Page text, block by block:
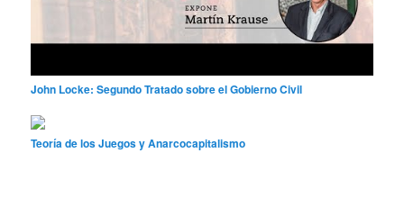
John Locke: Segundo Tratado sobre el Gobierno Civil
Teoría de los Juegos y Anarcocapitalismo